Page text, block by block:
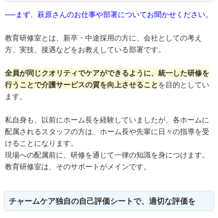
──まず、萩原さんのお仕事や部署についてお聞かせください。
教育研修室とは、新卒・中途採用の方に、会社としての考え
方、実技、接遇などをお教えしている部署です。
全員が同じクオリティでケアができるように、統一した研修を
行うことで介護サービスの質を向上させること を目的としてい
ます。
私自身も、以前にホーム長を経験していましたが、各ホームに
配属されるスタッフの方は、ホーム長や先輩に日々の指導を受
けることになります。
現場への配属前に、研修を通じて一律の知識を身につけます。
教育研修室は、そのサポートがメインです。
チャームケア独自の自己評価シートで、適切な評価を